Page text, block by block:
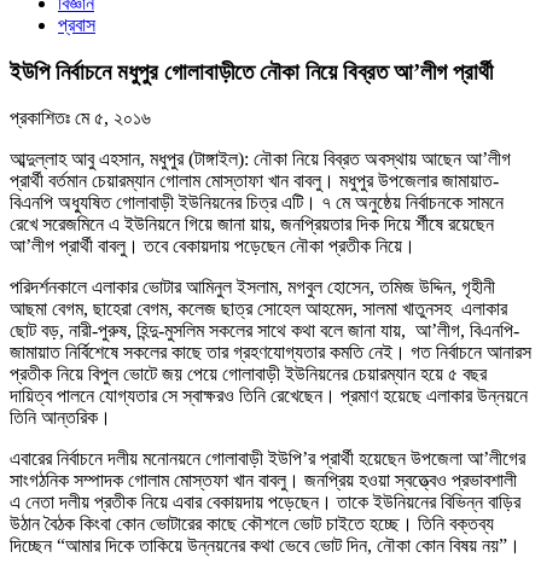
প্রবাস
ইউপি নির্বাচনে মধুপুর গোলাবাড়ীতে নৌকা নিয়ে বিব্রত আ’লীগ প্রার্থী
প্রকাশিতঃ মে ৫, ২০১৬
আব্দুল্লাহ আবু এহসান, মধুপুর (টাঙ্গাইল): নৌকা নিয়ে বিব্রত অবস্থায় আছেন আ’লীগ
প্রার্থী বর্তমান চেয়ারম্যান গোলাম মোস্তাফা খান বাবলু। মধুপুর উপজেলার জামায়াত-
বিএনপি অধ্যুষিত গোলাবাড়ী ইউনিয়নের চিত্র এটি। ৭ মে অনুষ্ঠেয় নির্বাচনকে সামনে
রেখে সরেজমিনে এ ইউনিয়নে গিয়ে জানা য়ায়, জনপ্রিয়তার দিক দিয়ে র্শীষে রয়েছেন
আ’লীগ প্রার্থী বাবলু। তবে বেকায়দায় পড়েছেন নৌকা প্রতীক নিয়ে।
পরিদর্শনকালে এলাকার ভোটার আমিনুল ইসলাম, মগবুল হোসেন, তমিজ উদ্দিন, গৃহীনী
আছমা বেগম, ছাহেরা বেগম, কলেজ ছাত্র সোহেল আহমেদ, সালমা খাতুনসহ এলাকার
ছোট বড়, নারী-পুরুষ, হিন্দু-মুসলিম সকলের সাথে কথা বলে জানা যায়, আ’লীগ, বিএনপি-
জামায়াত নির্বিশেষে সকলের কাছে তার গ্রহণযোগ্যতার কমতি নেই। গত নির্বাচনে আনারস
প্রতীক নিয়ে বিপুল ভোটে জয় পেয়ে গোলাবাড়ী ইউনিয়নের চেয়ারম্যান হয়ে ৫ বছর
দায়িত্ব পালনে যোগ্যতার সে স্বাক্ষরও তিনি রেখেছেন। প্রমাণ হয়েছে এলাকার উন্নয়নে
তিনি আন্তরিক।
এবারের নির্বাচনে দলীয় মনোনয়নে গোলাবাড়ী ইউপি’র প্রার্থী হয়েছেন উপজেলা আ’লীগের
সাংগঠনিক সম্পাদক গোলাম মোস্তফা খান বাবলু। জনপ্রিয় হওয়া স্বত্ত্বেও প্রভাবশালী
এ নেতা দলীয় প্রতীক নিয়ে এবার বেকায়দায় পড়েছেন। তাকে ইউনিয়নের বিভিন্ন বাড়ির
উঠান বৈঠক কিংবা কোন ভোটারের কাছে কৌশলে ভোট চাইতে হচ্ছে। তিনি বক্তব্য
দিচ্ছেন “আমার দিকে তাকিয়ে উন্নয়নের কথা ভেবে ভোট দিন, নৌকা কোন বিষয় নয়”।